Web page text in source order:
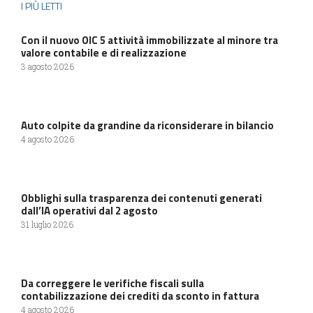
I PIÙ LETTI
Con il nuovo OIC 5 attività immobilizzate al minore tra
valore contabile e di realizzazione
3 agosto 2026
Auto colpite da grandine da riconsiderare in bilancio
4 agosto 2026
Obblighi sulla trasparenza dei contenuti generati
dall’IA operativi dal 2 agosto
31 luglio 2026
Da correggere le verifiche fiscali sulla
contabilizzazione dei crediti da sconto in fattura
4 agosto 2026